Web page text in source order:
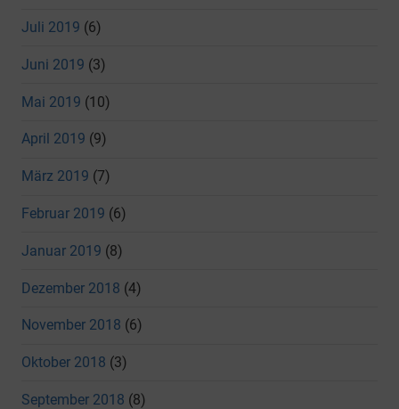
Juli 2019 (6)
Juni 2019 (3)
Mai 2019 (10)
April 2019 (9)
März 2019 (7)
Februar 2019 (6)
Januar 2019 (8)
Dezember 2018 (4)
November 2018 (6)
Oktober 2018 (3)
September 2018 (8)